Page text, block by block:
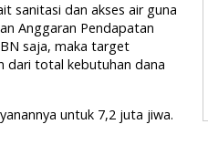
sanitasi dan akses air guna
Anggaran Pendapatan
saja, maka target
dari total kebutuhan dana
untuk 7,2 juta jiwa.